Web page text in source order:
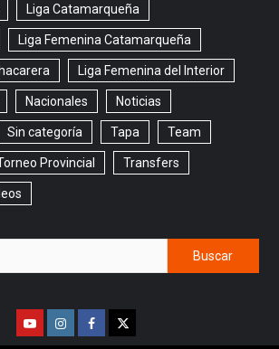
Liga Catamarqueña
Liga Femenina Catamarqueña
Liga Femenina del Interior
Nacionales Noticias
Sin categoría Tapa Team
Provincial Transfers